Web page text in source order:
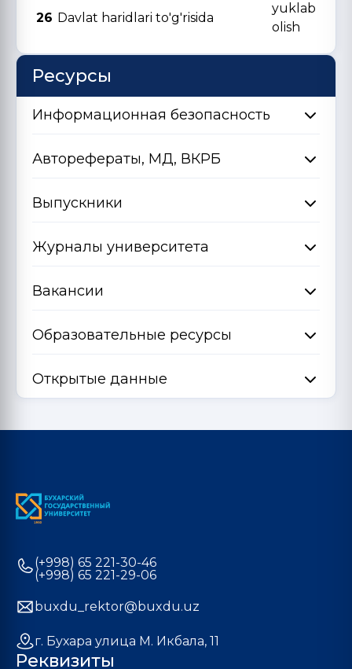
26 Davlat haridlari to'g'risida
yuklab
olish
Ресурсы
Информационная безопасность
Авторефераты, МД, ВКРБ
Выпускники
Журналы университета
Вакансии
Образовательные ресурсы
Открытые данные
(+998) 65 221-30-46
(+998) 65 221-29-06
buxdu_rektor@buxdu.uz
г. Бухара улица М. Икбала, 11
Реквизиты